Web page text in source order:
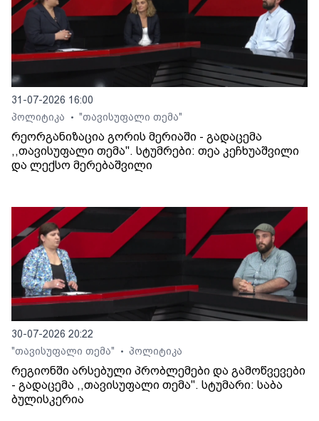
31-07-2026 16:00
პოლიტიკა
• "თავისუფალი თემა"
რეორგანიზაცია გორის მერიაში - გადაცემა
,,თავისუფალი თემა". სტუმრები: თეა კეჩხუაშვილი
და ლექსო მერებაშვილი
30-07-2026 20:22
"თავისუფალი თემა"
• პოლიტიკა
რეგიონში არსებული პრობლემები და გამოწვევები
- გადაცემა ,,თავისუფალი თემა". სტუმარი: საბა
ბულისკერია